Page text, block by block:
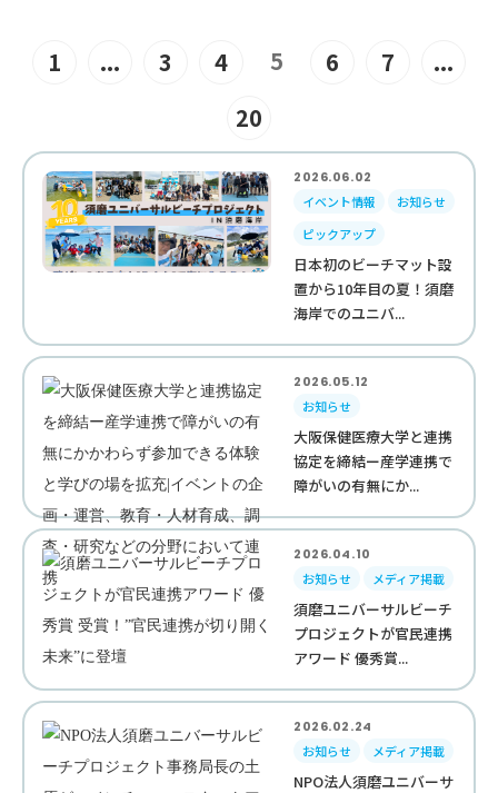
1 ... 3 4 5 6 7
...
20
2026.06.02
イベント情報
お知らせ
ピックアップ
日本初のビーチマット設
置から10年目の夏！須磨
海岸でのユニバ...
2026.05.12
お知らせ
大阪保健医療大学と連携
協定を締結ー産学連携で
障がいの有無にか...
2026.04.10
お知らせ
メディア掲載
須磨ユニバーサルビーチ
プロジェクトが官民連携
アワード 優秀賞...
2026.02.24
お知らせ
メディア掲載
NPO法人須磨ユニバーサ